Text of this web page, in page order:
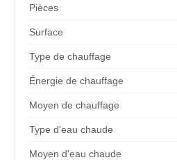
Pièces
Surface
Type de chauffage
Énergie de chauffage
Moyen de chauffage
Type d'eau chaude
Moyen d'eau chaude